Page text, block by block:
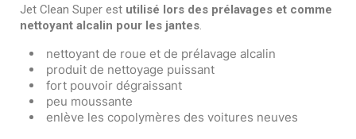
Jet Clean Super est utilisé lors des prélavages et comme
nettoyant alcalin pour les jantes
nettoyant de roue et de prélavage alcalin
produit de nettoyage puissant
fort pouvoir dégraissant
peu moussante
enlève les copolymères des voitures neuves